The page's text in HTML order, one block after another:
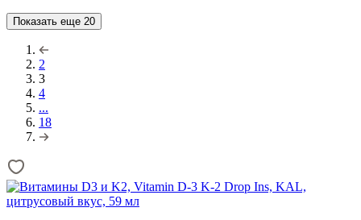
Показать еще 20
2
3
4
...
18